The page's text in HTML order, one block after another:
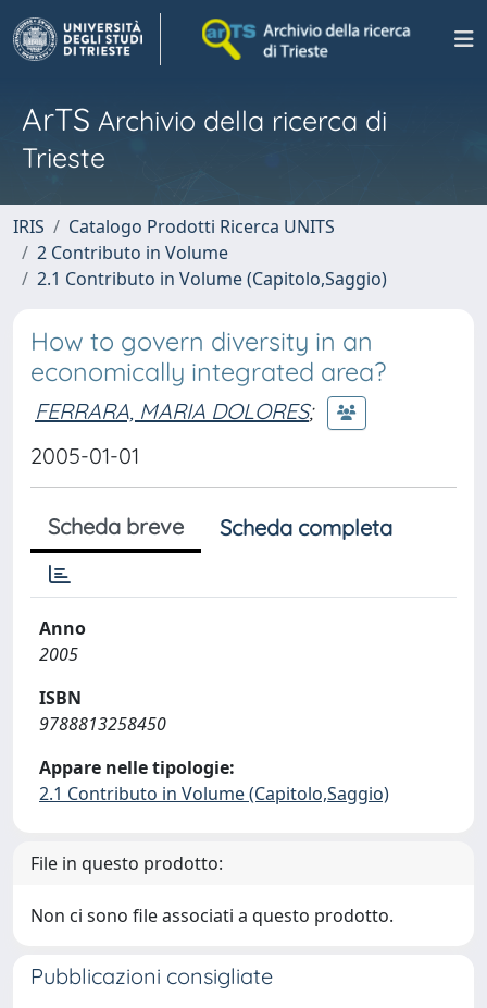
ArTS Archivio della ricerca di
Trieste
IRIS
Catalogo Prodotti Ricerca UNITS
2 Contributo in Volume
2.1 Contributo in Volume (Capitolo,Saggio)
How to govern diversity in an
economically integrated area?
FERRARA, MARIA DOLORES;
2005-01-01
Scheda breve Scheda completa
Anno
2005
ISBN
9788813258450
Appare nelle tipologie:
2.1 Contributo in Volume (Capitolo,Saggio)
File in questo prodotto:
Non ci sono file associati a questo prodotto.
Pubblicazioni consigliate